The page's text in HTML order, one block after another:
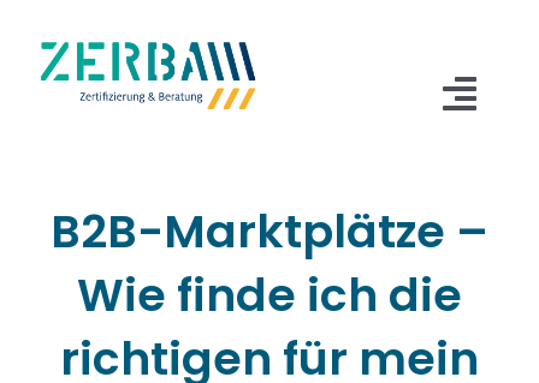
Inhalt
springen
Zertifizierungen
Beratungen
Seminare
B2B-Marktplätze –
Wie finde ich die
richtigen für mein